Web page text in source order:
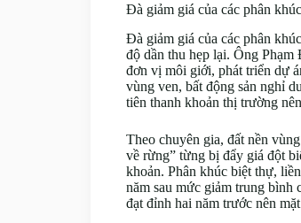
Đà giảm giá của các phân khúc
Đà giảm giá của các phân
độ dần thu hẹp lại. Ông
đơn vị môi giới, phát triển dự
vùng ven, bất động sản nghỉ
tiên thanh khoản thị trường
Theo chuyên gia, đất nền
về rừng” từng bị đẩy giá đột
khoản. Phân khúc biệt thự,
năm sau mức giảm trung
đạt đỉnh hai năm trước nên